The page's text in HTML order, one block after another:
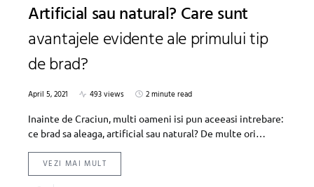
Artificial sau natural? Care sunt
avantajele evidente ale primului tip
de brad?
April 5, 2021 493 views
2 minute read
Inainte de Craciun, multi oameni isi pun aceeasi intrebare:
ce brad sa aleaga, artificial sau natural? De multe ori…
VEZI MAI MULT